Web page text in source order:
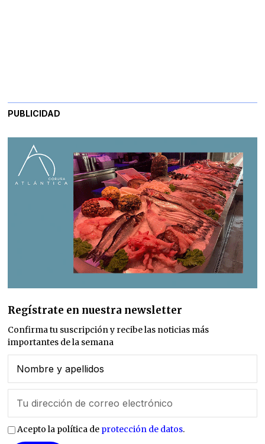
PUBLICIDAD
Regístrate en nuestra newsletter
Confirma tu suscripción y recibe las noticias más
importantes de la semana
Acepto la política de protección de datos.